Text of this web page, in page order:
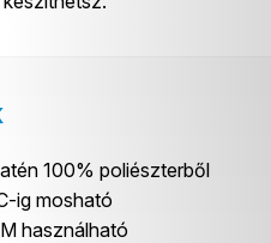
100% poliészterből
ig mosható
használható